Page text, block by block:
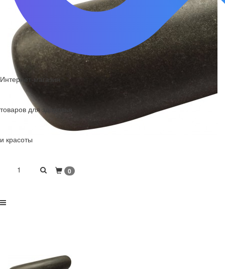
Интернет-магазин
товаров для здоровья
и красоты
1 0